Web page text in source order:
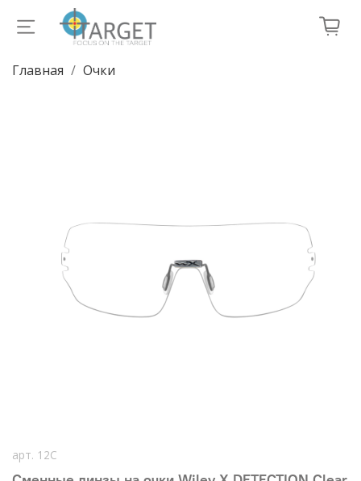
Главная Очки
арт. 12C